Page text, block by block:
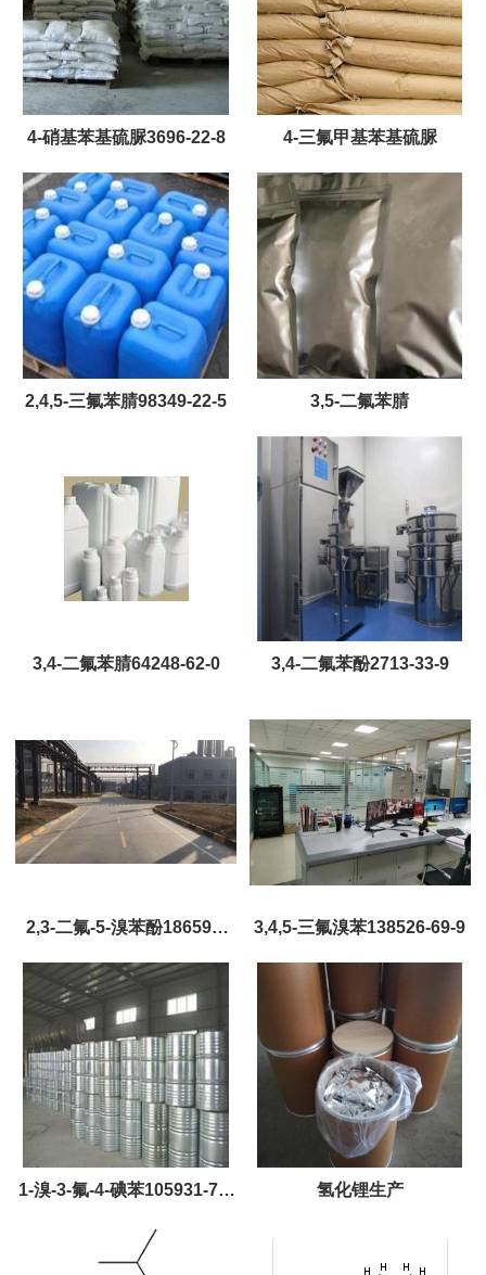
4-硝基苯基硫脲3696-22-8 4-三氟甲基苯基硫脲
2,4,5-三氟苯腈98349-22-5 3,5-二氟苯腈
3,4-二氟苯腈64248-62-0 3,4-二氟苯酚2713-33-9
2,3-二氟-5-溴苯酚186590-
26-1
3,4,5-三氟溴苯138526-69-9
1-溴-3-氟-4-碘苯105931-73- 氢化锂生产